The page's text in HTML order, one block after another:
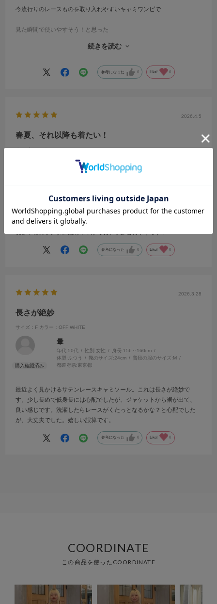
今流行りのレースものを取り入れやすいキャミワンピで
見た瞬間で使いやすそう！と思った
腰に巻くタイプも市場には出回っているけど、こういうタイプのほう
続きを読む
参考になった 0 Like! 0
2026.4.5
春夏、それ以降も着たい！
サイズ：F カラー：OFF WHITE
no name
性別: 女性 身長:161～165cm
都道府県:兵庫県
流行ってるキャミですが、クリーム色はあれどここまで真っ白な光沢
のものは珍しいのでは？
参考になった 0 Like! 0
2026.3.28
長さが絶妙
サイズ：F カラー：OFF WHITE
暈
年代:50代 性別:女性 身長:156～160cm
体型: ふつう 靴のサイズ:24cm 普段の服のサイズ:M
都道府県:東京都
最近よく見かけるサテンレースキャミソール。これは長さが絶妙で
す。少し長めで低身長には心配でしたが、ジャケットから裾が出て、
良い感じです。洗濯したらレースがくたっとなるかな？と心配でした
が、大丈夫でした。嬉しい誤算です。
参考になった 0 Like! 0
COORDINATE
この商品を使ったCOORDINATE